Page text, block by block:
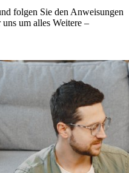
folgen Sie den Anweisungen
um alles Weitere –